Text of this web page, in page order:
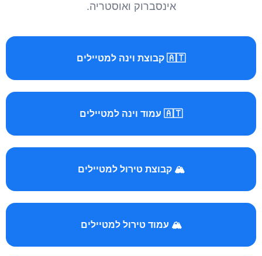
אינסברוק ואוסטריה.
🇦🇹 קבוצת וינה למטיילים
🇦🇹 עמוד וינה למטיילים
🏔️ קבוצת טירול למטיילים
🏔️ עמוד טירול למטיילים